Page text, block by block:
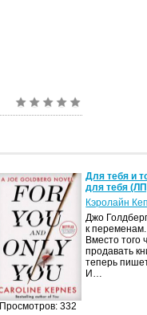
Просмотров: 332
Для тебя и
для тебя
Кэролайн
Джо
к переменам.
Вместо того
продавать
теперь
И…